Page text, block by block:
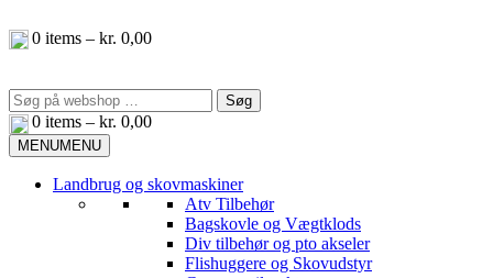
til 0 items – kr. 0,00
Søg
efter:
0 items – kr. 0,00
MENUMENU
Landbrug og skovmaskiner
Atv Tilbehør
Bagskovle og Vægtklods
Div tilbehør og pto akseler
Flishuggere og Skovudstyr